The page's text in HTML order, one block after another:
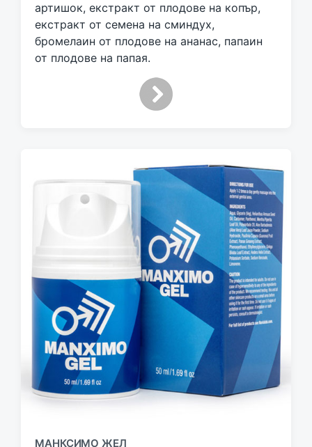
артишок, екстракт от плодове на копър,
екстракт от семена на сминдух,
бромелаин от плодове на ананас, папаин
от плодове на папая.
МАНКСИМО ЖЕЛ